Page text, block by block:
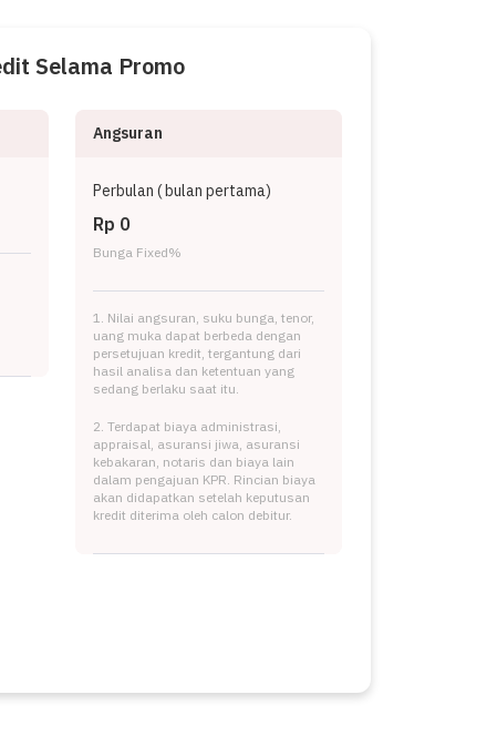
Selama Promo
Angsuran
Perbulan (bulan pertama)
Rp 0
Bunga Fixed%
1. Nilai angsuran, suku bunga, tenor,
uang muka dapat berbeda dengan
persetujuan kredit, tergantung dari
hasil analisa dan ketentuan yang
sedang berlaku saat itu.
2. Terdapat biaya administrasi,
appraisal, asuransi jiwa, asuransi
kebakaran, notaris dan biaya lain
dalam pengajuan KPR. Rincian biaya
akan didapatkan setelah keputusan
kredit diterima oleh calon debitur.